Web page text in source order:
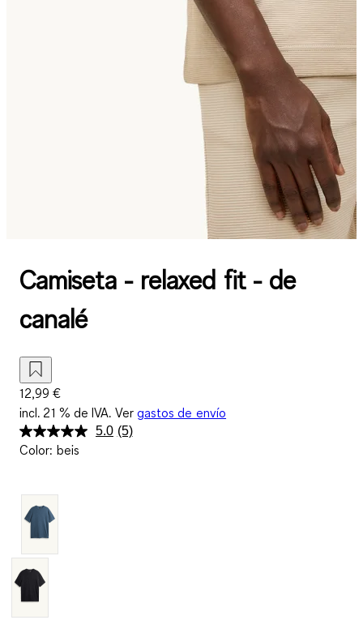
Camiseta - relaxed fit - de
canalé
12,99 €
incl. 21 % de IVA. Ver gastos de envío
5.0 Lea
(5)
Color: beis